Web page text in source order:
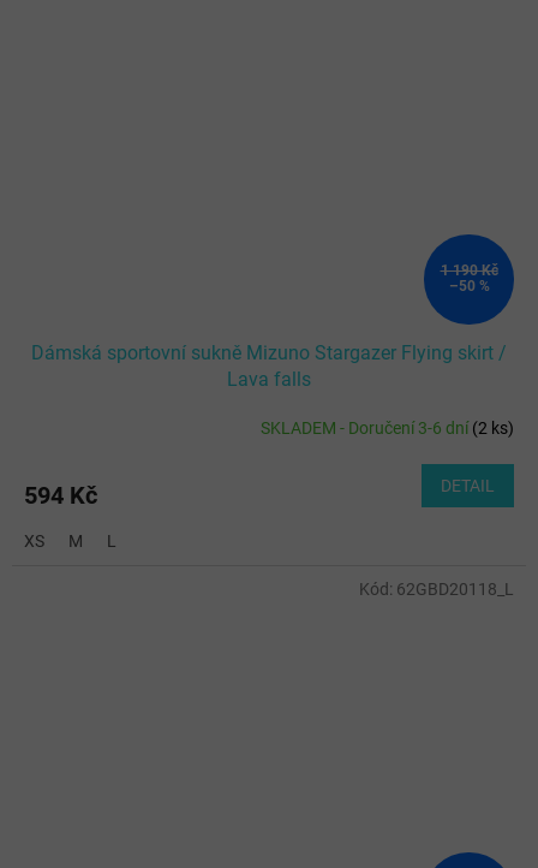
1 190 Kč
–50 %
Dámská sportovní sukně Mizuno Stargazer Flying skirt /
Lava falls
SKLADEM - Doručení 3-6 dní(2 ks)
594 Kč DETAIL
XS M L
Kód: 62GBD20118_L